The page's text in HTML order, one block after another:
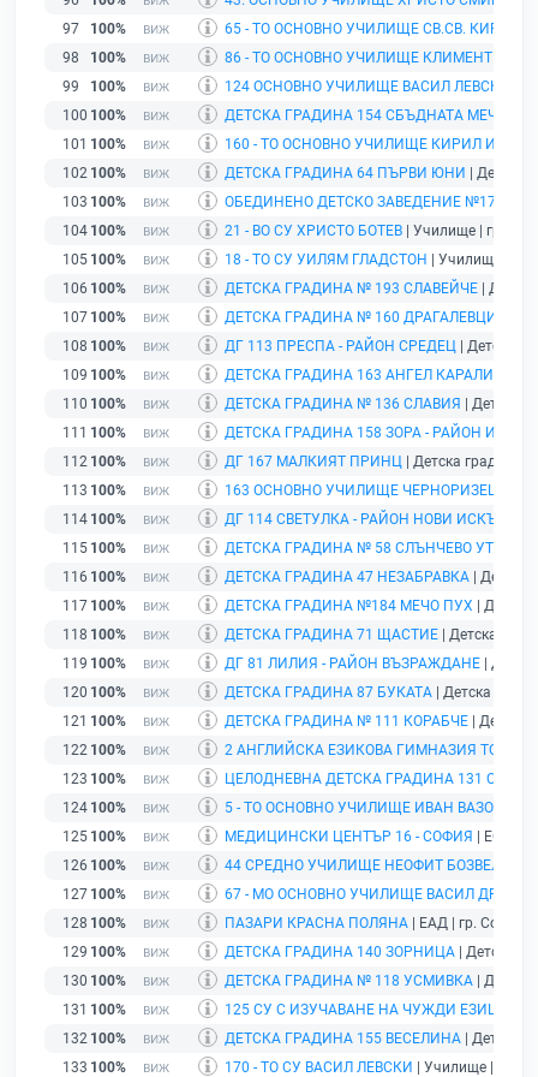
97
100%
65 - ТО ОСНОВНО УЧИЛИЩЕ СВ.СВ. КИРИЛ
98
100%
86 - ТО ОСНОВНО УЧИЛИЩЕ КЛИМЕНТ
99
100% 124 ОСНОВНО УЧИЛИЩЕ ВАСИЛ ЛЕВСКИ
100 100% ДЕТСКА ГРАДИНА 154 СБЪДНАТА МЕЧТА
101 100%
160 - ТО ОСНОВНО УЧИЛИЩЕ КИРИЛ И
102 100% ДЕТСКА ГРАДИНА 64 ПЪРВИ ЮНИ
| Детска
103 100%
ОБЕДИНЕНО ДЕТСКО ЗАВЕДЕНИЕ №176 -
104 100% 21 - ВО СУ ХРИСТО БОТЕВ | Училище | гр.
105 100% 18 - ТО СУ УИЛЯМ ГЛАДСТОН
| Училище |
106 100% ДЕТСКА ГРАДИНА № 193 СЛАВЕЙЧЕ |
107 100% ДЕТСКА ГРАДИНА № 160 ДРАГАЛЕВЦИ
108 100% ДГ 113 ПРЕСПА - РАЙОН СРЕДЕЦ | Детска
109 100% ДЕТСКА ГРАДИНА 163 АНГЕЛ КАРАЛИЙЧЕВ
110 100% ДЕТСКА ГРАДИНА № 136 СЛАВИЯ
| Детска
111 100%
ДЕТСКА ГРАДИНА 158 ЗОРА - РАЙОН
112 100% ДГ 167 МАЛКИЯТ ПРИНЦ | Детска градина
113 100%
163 ОСНОВНО УЧИЛИЩЕ ЧЕРНОРИЗЕЦ
114 100% ДГ 114 СВЕТУЛКА - РАЙОН НОВИ ИСКЪР
115 100% ДЕТСКА ГРАДИНА № 58 СЛЪНЧЕВО УТРО
116 100% ДЕТСКА ГРАДИНА 47 НЕЗАБРАВКА | Детска
117 100% ДЕТСКА ГРАДИНА №184 МЕЧО ПУХ |
118 100% ДЕТСКА ГРАДИНА 71 ЩАСТИЕ | Детска
119 100% ДГ 81 ЛИЛИЯ - РАЙОН ВЪЗРАЖДАНЕ |
120 100% ДЕТСКА ГРАДИНА 87 БУКАТА | Детска
121 100% ДЕТСКА ГРАДИНА № 111 КОРАБЧЕ | Детска
122 100%
2 АНГЛИЙСКА ЕЗИКОВА ГИМНАЗИЯ
123 100% ЦЕЛОДНЕВНА ДЕТСКА ГРАДИНА 131 С.ЯНА
124 100% 5 - ТО ОСНОВНО УЧИЛИЩЕ ИВАН ВАЗОВ
125 100% МЕДИЦИНСКИ ЦЕНТЪР 16 - СОФИЯ
| ЕООД |
126 100% 44 СРЕДНО УЧИЛИЩЕ НЕОФИТ БОЗВЕЛИ
127 100% 67 - МО ОСНОВНО УЧИЛИЩЕ ВАСИЛ ДРУМЕВ
128 100% ПАЗАРИ КРАСНА ПОЛЯНА | ЕАД | гр. София |
129 100% ДЕТСКА ГРАДИНА 140 ЗОРНИЦА | Детска
130 100% ДЕТСКА ГРАДИНА № 118 УСМИВКА |
131 100%
125 СУ С ИЗУЧАВАНЕ НА ЧУЖДИ ЕЗИЦИ
132 100% ДЕТСКА ГРАДИНА 155 ВЕСЕЛИНА | Детска
133 100% 170 - ТО СУ ВАСИЛ ЛЕВСКИ | Училище | гр.